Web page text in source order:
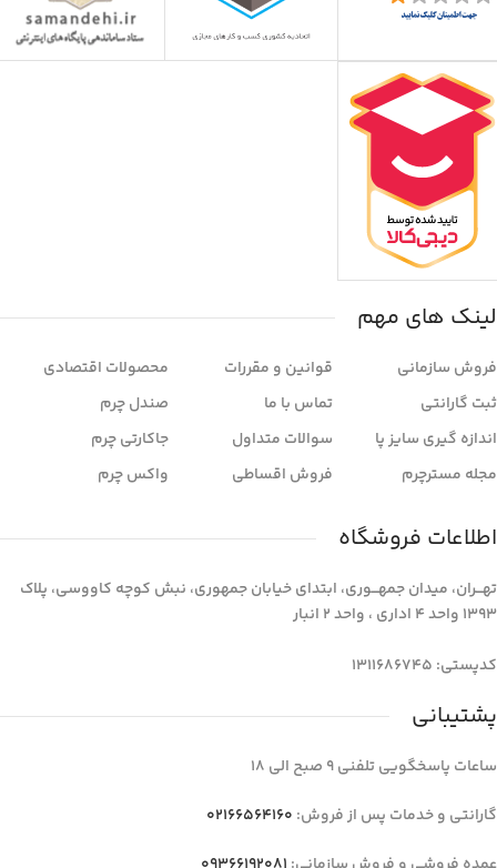
لینک های مهم
فروش سازمانی
ثبت گارانتی
اندازه گیری سایز پا
مجله مسترچرم
قوانین و مقررات
تماس با ما
سوالات متداول
فروش اقساطی
محصولات اقتصادی
صندل چرم
جاکارتی چرم
واکس چرم
اطلاعات فروشگاه
تهـــران، میدان جمهـــوری، ابتدای خیابان جمهوری، نبش کوچه کاووسی، پلاک
1393 واحد 4 اداری ، واحد 2 انبار
کدپستی: 1311686745
پشتیبانی
ساعات پاسخگویی تلفنی 9 صبح الی 18
گارانتی و خدمات پس از فروش: 02166564160